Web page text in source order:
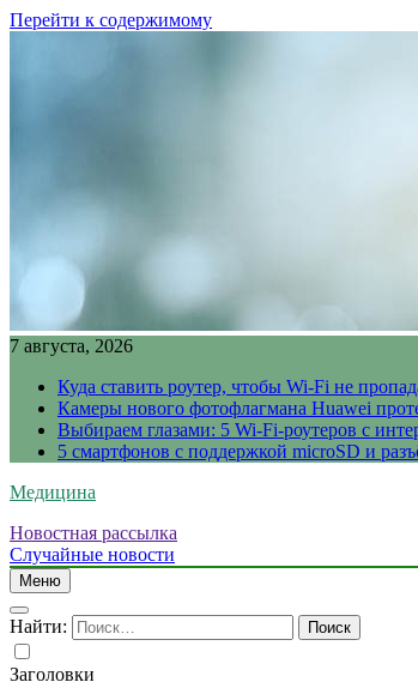
Перейти к содержимому
7 августа, 2026
Куда ставить роутер, чтобы Wi-Fi не
Камеры нового фотофлагмана Huawei
Выбираем глазами: 5 Wi-Fi-роутеров с
5 смартфонов с поддержкой microSD и
Медицина
Новостная рассылка
Случайные новости
Меню
Найти:
Заголовки